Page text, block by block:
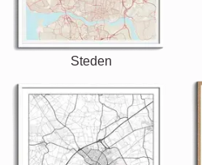
Steden